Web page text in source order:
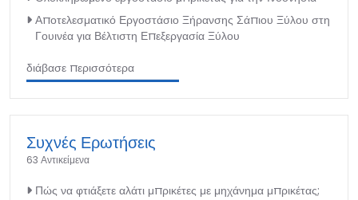
Αποτελεσματικό Εργοστάσιο Ξήρανσης Σάπιου Ξύλου στη
Γουινέα για Βέλτιστη Επεξεργασία Ξύλου
διάβασε περισσότερα
Συχνές Ερωτήσεις
63 Αντικείμενα
Πώς να φτιάξετε αλάτι μπρικέτες με μηχάνημα μπρικέτας;